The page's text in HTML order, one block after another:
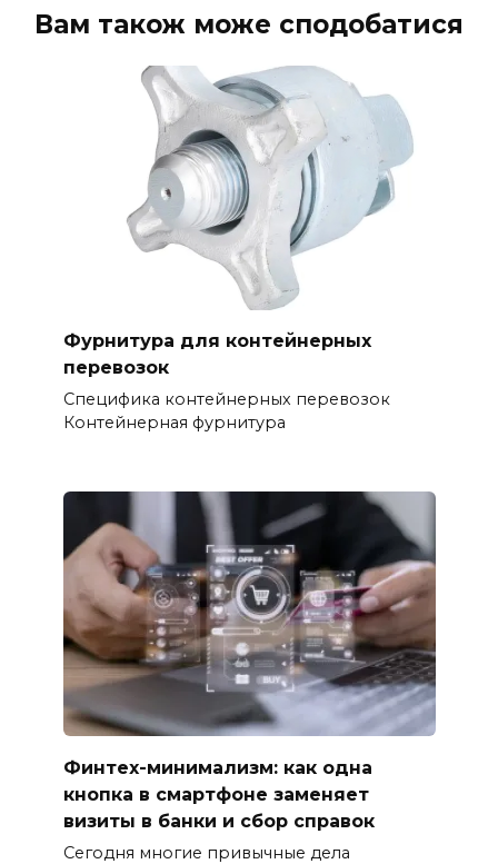
Вам також може сподобатися
Фурнитура для контейнерных
перевозок
Специфика контейнерных перевозок
Контейнерная фурнитура
Финтех-минимализм: как одна
кнопка в смартфоне заменяет
визиты в банки и сбор справок
Сегодня многие привычные дела